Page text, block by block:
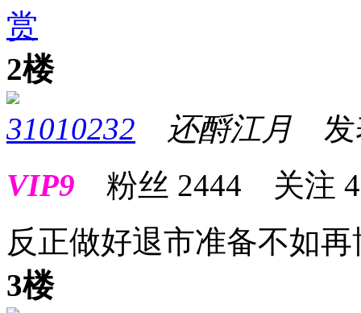
赏
2楼
31010232
还酹江月 发
VIP9 粉丝 2444 关注 4
反正做好退市准备不如
3楼